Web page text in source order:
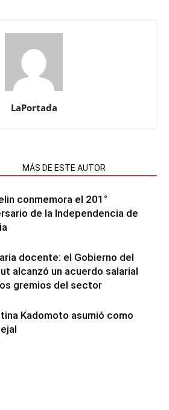
LaPortada
MÁS DE ESTE AUTOR
conmemora el 201°
de la Independencia de
docente: el Gobierno del
alcanzó un acuerdo salarial
gremios del sector
Kadomoto asumió como